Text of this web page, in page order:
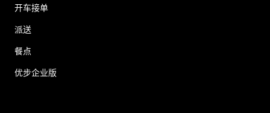
开车接单
派送
餐点
优步企业版